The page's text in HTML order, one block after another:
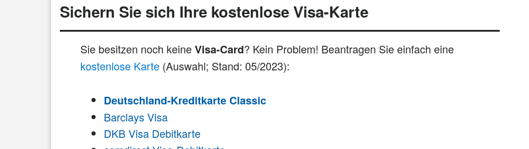
Sichern Sie sich Ihre kostenlose Visa-Karte
Sie besitzen noch keineVisa-Card? Kein Problem! Beantragen Sie einfach eine
kostenlose Karte (Auswahl; Stand: 05/2023):
Deutschland-Kreditkarte Classic
Barclays Visa
DKB Visa Debitkarte